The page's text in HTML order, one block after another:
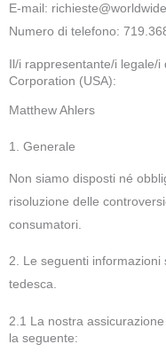
E-mail: richieste@
Numero di telefono:
Il/i rappresentante/i legale/
Corporation (USA):
Matthew Ahlers
1. Generale
Non siamo disposti né
risoluzione delle
consumatori.
2. Le seguenti informazioni
tedesca.
2.1 La nostra
la seguente: